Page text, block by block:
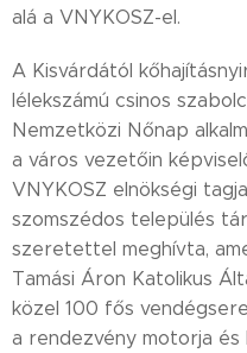
alá a VNYKOSZ-el.
A Kisvárdától
lélekszámú csinos
Nemzetközi Nőnap
a város vezetőin
VNYKOSZ elnökségi
szomszédos település
szeretettel meghívta,
Tamási Áron Katolikus
közel 100 fős
a rendezvény motorja